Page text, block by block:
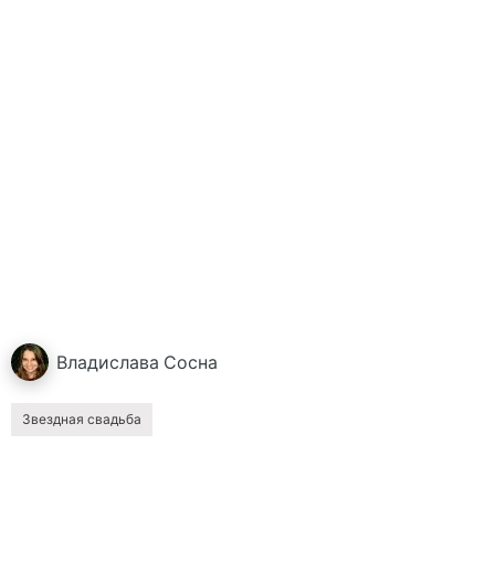
Владислава Сосна
Звездная свадьба